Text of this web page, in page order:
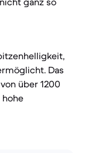
Das
über 1200
hohe